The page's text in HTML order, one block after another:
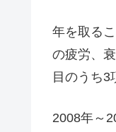
年を取る
の疲労、
目のうち3
2008年～